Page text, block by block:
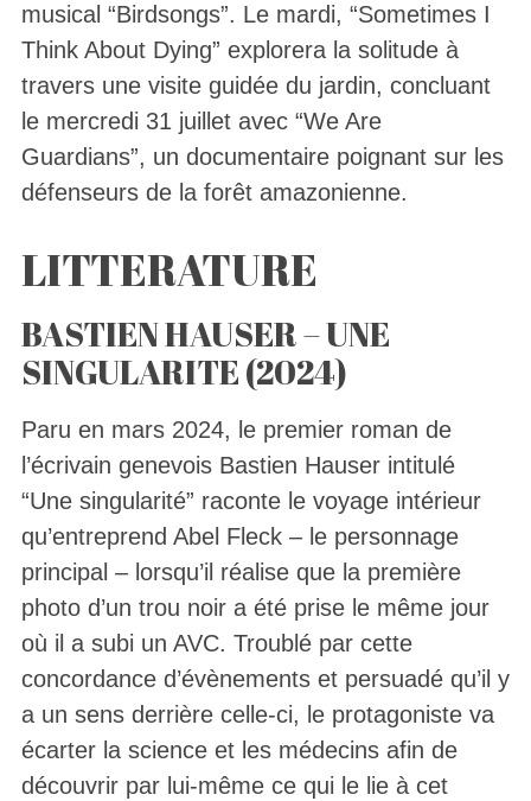
musical “Birdsongs”. Le mardi, “Sometimes I
Think About Dying” explorera la solitude à
travers une visite guidée du jardin, concluant
le mercredi 31 juillet avec “We Are
Guardians”, un documentaire poignant sur les
défenseurs de la forêt amazonienne.
LITTERATURE
BASTIEN HAUSER – UNE
SINGULARITE (2024)
Paru en mars 2024, le premier roman de
l’écrivain genevois Bastien Hauser intitulé
“Une singularité” raconte le voyage intérieur
qu’entreprend Abel Fleck – le personnage
principal – lorsqu’il réalise que la première
photo d’un trou noir a été prise le même jour
où il a subi un AVC. Troublé par cette
concordance d’évènements et persuadé qu’il y
a un sens derrière celle-ci, le protagoniste va
écarter la science et les médecins afin de
découvrir par lui-même ce qui le lie à cet